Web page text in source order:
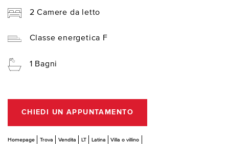
2 Camere da letto
Classe energetica F
1 Bagni
CHIEDI UN APPUNTAMENTO
Homepage Trova Vendita LT Latina
Villa o villino